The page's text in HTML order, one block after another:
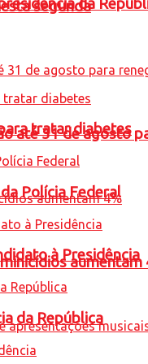
segunda
até 31 de agosto
aumentam
tratar diabetes
Polícia Federal
à Presidência
da República